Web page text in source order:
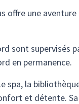
offre une
sont supervisés
en permanence.
spa, la
et détente.